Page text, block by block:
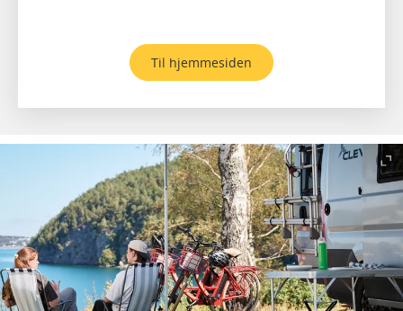
Til hjemmesiden